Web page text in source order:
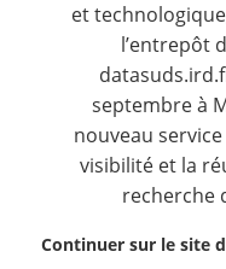
et
l’entrepôt
septembre à
nouveau
visibilité et la
recherche
Continuer sur le site